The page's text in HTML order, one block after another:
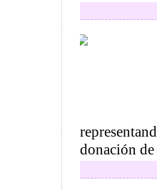
donación